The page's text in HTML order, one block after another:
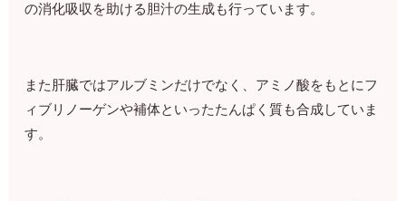
の消化吸収を助ける胆汁の生成も行っています。
また肝臓ではアルブミンだけでなく、アミノ酸をもとにフ
ィブリノーゲンや補体といったたんぱく質も合成していま
す。